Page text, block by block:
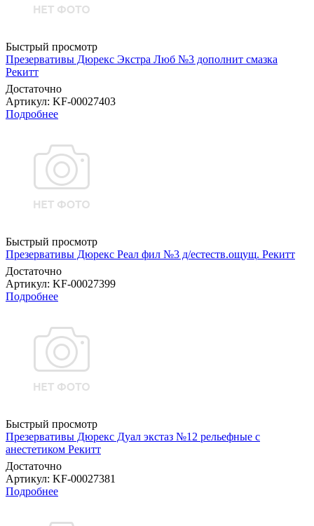
Быстрый просмотр
Презервативы Дюрекс Экстра Люб №3 дополнит смазка
Рекитт
Достаточно
Артикул: KF-00027403
Подробнее
Быстрый просмотр
Презервативы Дюрекс Реал фил №3 д/естеств.ощущ. Рекитт
Достаточно
Артикул: KF-00027399
Подробнее
Быстрый просмотр
Презервативы Дюрекс Дуал экстаз №12 рельефные с
анестетиком Рекитт
Достаточно
Артикул: KF-00027381
Подробнее